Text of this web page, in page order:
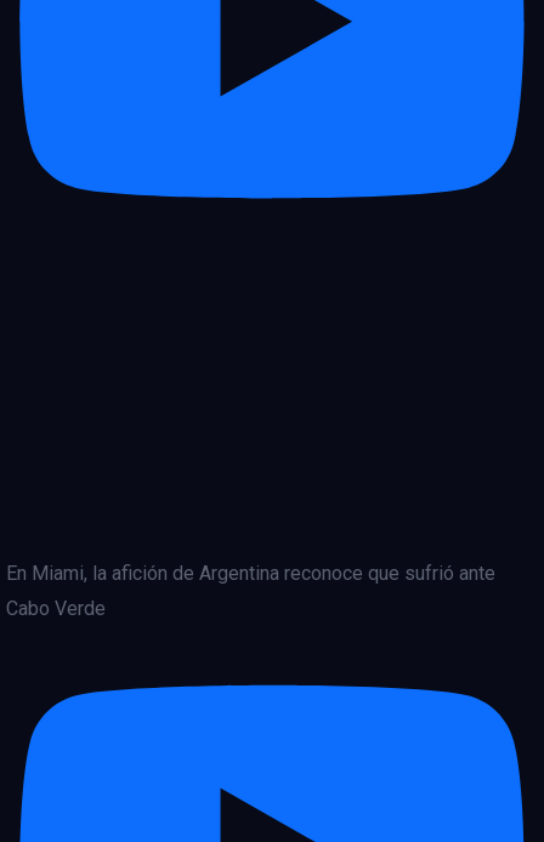
En Miami, la afición de Argentina reconoce que sufrió ante
Cabo Verde